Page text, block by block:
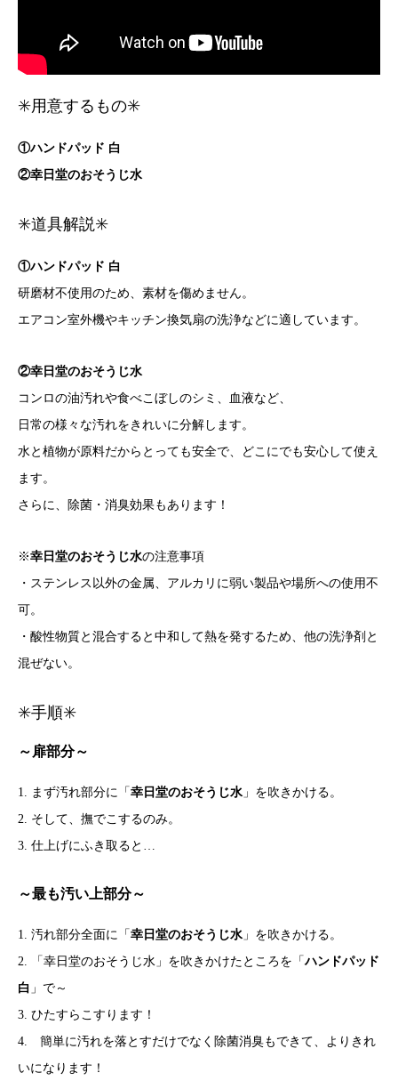
✳️用意するもの✳️
①ハンドパッド 白
②幸日堂のおそうじ水
✳️道具解説✳️
①ハンドパッド 白
研磨材不使用のため、素材を傷めません。
エアコン室外機やキッチン換気扇の洗浄などに適しています。
②幸日堂のおそうじ水
コンロの油汚れや食べこぼしのシミ、血液など、
日常の様々な汚れをきれいに分解します。
水と植物が原料だからとっても安全で、どこにでも安心して使え
ます。
さらに、除菌・消臭効果もあります！
※幸日堂のおそうじ水の注意事項
・ステンレス以外の金属、アルカリに弱い製品や場所への使用不
可。
・酸性物質と混合すると中和して熱を発するため、他の洗浄剤と
混ぜない。
✳️手順✳️
～扉部分～
1. まず汚れ部分に「 幸日堂のおそうじ水」を吹きかける。
2. そして、撫でこするのみ。
3. 仕上げにふき取ると…
～最も汚い上部分～
1. 汚れ部分全面に「 幸日堂のおそうじ水」を吹きかける。
2. 「幸日堂のおそうじ水」を吹きかけたところを「ハンドパッド
白 」で～
3. ひたすらこすります！
4. 簡単に汚れを落とすだけでなく除菌消臭もできて、よりきれ
いになります！